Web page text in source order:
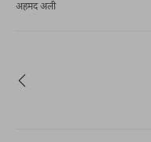
लेखन को आपके लिए प्रस्तुत कर रहे
अहमद अली